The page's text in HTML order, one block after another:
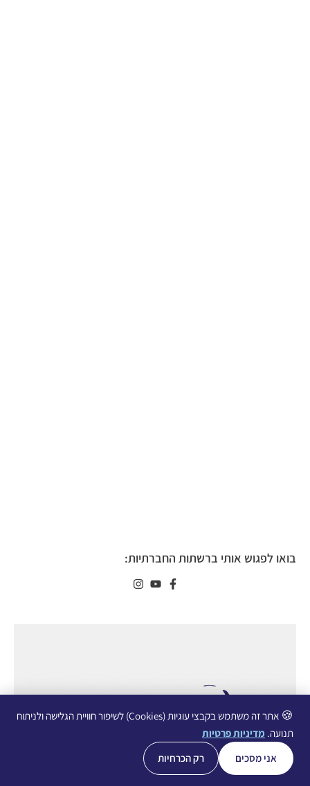
בואו לפגוש אותי ברשתות החברתיות:
🍪
אתר זה משתמש בקבצי עוגיות (Cookies) לשיפור חוויית הגלישה ולניתוח
תנועה. מדיניות פרטיות
אני מסכים
רק הכרחיות